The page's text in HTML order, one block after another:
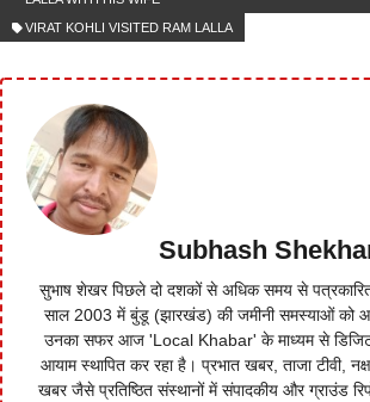
VIRAT KOHLI VISITED RAM LALLA
Subhash
सुभाष शेखर पिछले दो दशकों से अधिक समय से
साल 2003 में बुंडू (झारखंड) की जमीनी समस्याओं
उनका सफर आज 'Local Khabar' के माध्यम से
आयाम स्थापित कर रहा है। प्रभात खबर, ताजा टीवी,
खबर जैसे प्रतिष्ठित संस्थानों में संपादकीय और ग्राउंड